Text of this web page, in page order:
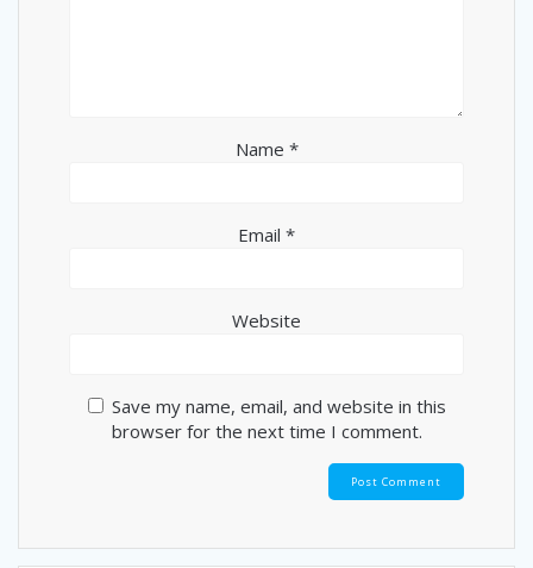
Name *
Email *
Website
Save my name, email, and website in this
browser for the next time I comment.